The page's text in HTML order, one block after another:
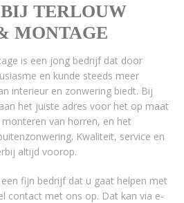
TERLOUW
MONTAGE
is een jong bedrijf dat door
en kunde steeds meer
interieur en zonwering biedt. Bij
het juiste adres voor het op maat
van horren, en het
Kwaliteit, service en
altijd voorop.
fijn bedrijf dat u gaat helpen met
contact met ons op. Dat kan via e-